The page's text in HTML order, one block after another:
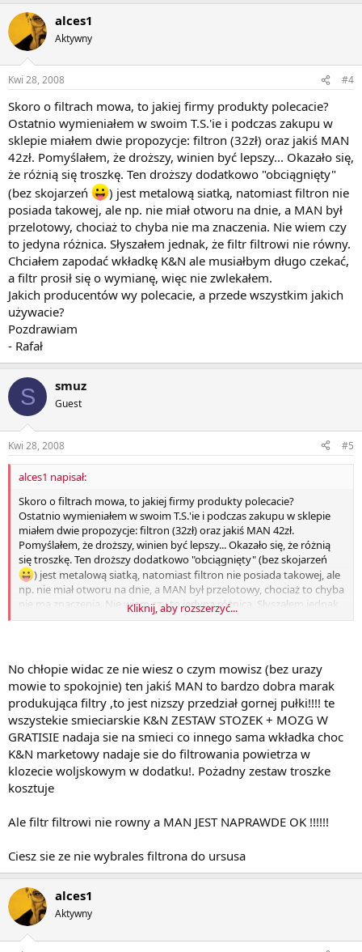
alces1
Aktywny
Kwi 28, 2008 #4
Skoro o filtrach mowa, to jakiej firmy produkty polecacie?
Ostatnio wymieniałem w swoim T.S.'ie i podczas zakupu w
sklepie miałem dwie propozycje: filtron (32zł) oraz jakiś MAN
42zł. Pomyślałem, że droższy, winien być lepszy... Okazało się,
że różnią się troszkę. Ten droższy dodatkowo "obciągnięty"
(bez skojarzeń
) jest metalową siatką, natomiast filtron nie
posiada takowej, ale np. nie miał otworu na dnie, a MAN był
przelotowy, chociaż to chyba nie ma znaczenia. Nie wiem czy
to jedyna różnica. Słyszałem jednak, że filtr filtrowi nie równy.
Chciałem zapodać wkładkę K&N ale musiałbym długo czekać,
a filtr prosił się o wymianę, więc nie zwlekałem.
Jakich producentów wy polecacie, a przede wszystkim jakich
używacie?
Pozdrawiam
- Rafał
S smuz
Guest
Kwi 28, 2008 #5
alces1 napisał:
Skoro o filtrach mowa, to jakiej firmy produkty polecacie?
Ostatnio wymieniałem w swoim T.S.'ie i podczas zakupu w sklepie
miałem dwie propozycje: filtron (32zł) oraz jakiś MAN 42zł.
Pomyślałem, że droższy, winien być lepszy... Okazało się, że różnią
się troszkę. Ten droższy dodatkowo "obciągnięty" (bez skojarzeń
) jest metalową siatką, natomiast filtron nie posiada takowej, ale
np. nie miał otworu na dnie, a MAN był przelotowy, chociaż to chyba
nie ma znaczenia. Nie wiem czy to jedyna różnica. Słyszałem jednak,
że filtr filtrowi nie równy. Chciałem zapodać wkładkę K&N ale
Jakich producentów wy polecacie, a przede wszystkim jakich
używacie?
Pozdrawiam
- Rafał
Kliknij, aby rozszerzyć...
No chłopie widac ze nie wiesz o czym mowisz (bez urazy
mowie to spokojnie) ten jakiś MAN to bardzo dobra marak
produkująca filtry ,to jest nizszy przedział gornej pułki!!!! te
wszystekie smieciarskie K&N ZESTAW STOZEK + MOZG W
GRATISIE nadaja sie na smieci co innego sama wkładka choc
K&N marketowy nadaje sie do filtrowania powietrza w
klozecie woljskowym w dodatku!. Pożadny zestaw troszke
kosztuje
Ale filtr filtrowi nie rowny a MAN JEST NAPRAWDE OK !!!!!!
Ciesz sie ze nie wybrales filtrona do ursusa
alces1
Aktywny